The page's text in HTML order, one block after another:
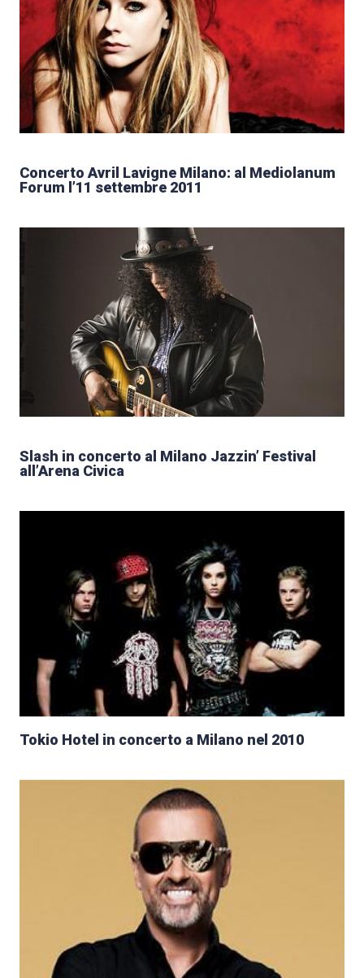
Concerto Avril Lavigne Milano: al Mediolanum
Forum l’11 settembre 2011
Slash in concerto al Milano Jazzin’ Festival
all’Arena Civica
Tokio Hotel in concerto a Milano nel 2010